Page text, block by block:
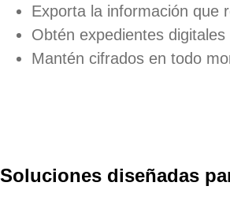
Exporta la información que
Obtén expedientes
Mantén cifrados en todo
Soluciones diseñadas